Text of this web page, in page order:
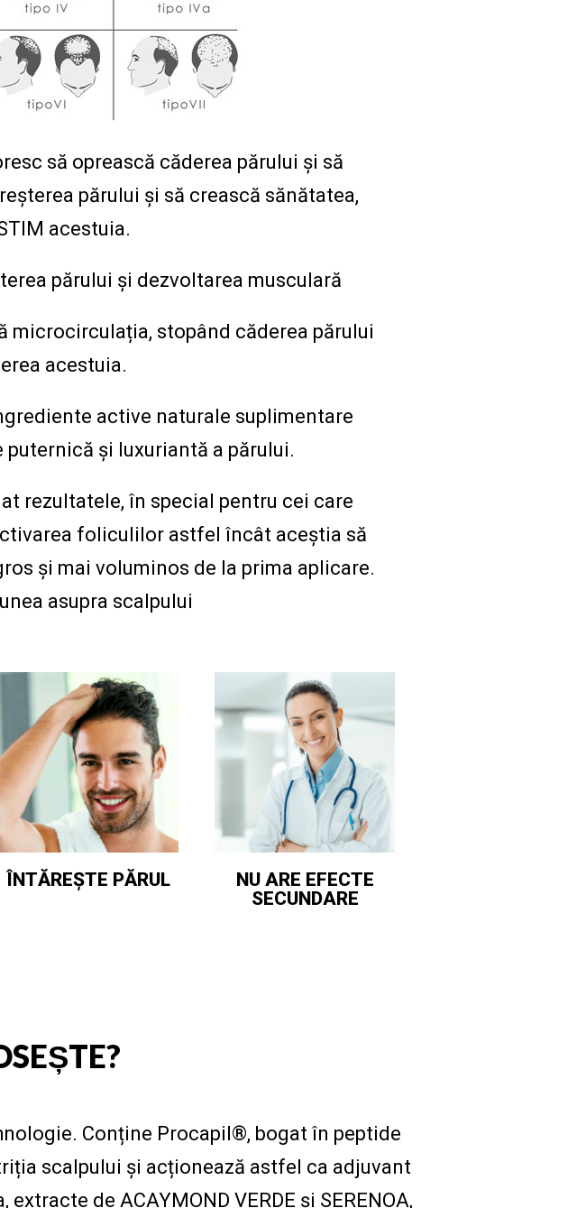
să oprească căderea părului și să
părului și să crească sănătatea,
acestuia.
părului și dezvoltarea musculară
microcirculația, stopând căderea părului
acestuia.
active naturale suplimentare
și luxuriantă a părului.
rezultatele, în special pentru cei care
foliculilor astfel încât aceștia să
și mai voluminos de la prima aplicare.
asupra scalpului
ÎNTĂREȘTE PĂRUL
NU ARE EFECTE
SECUNDARE
Conține Procapil®, bogat în peptide
scalpului și acționează astfel ca adjuvant
de ACAYMOND VERDE și SERENOA,